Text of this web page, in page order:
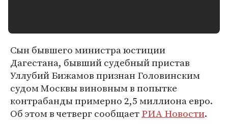
Сын бывшего министра юстиции
Дагестана, бывший судебный пристав
Уллубий Бижамов признан Головинским
судом Москвы виновным в попытке
контрабанды примерно 2,5 миллиона евро.
Об этом в четверг сообщаетРИА Новости.